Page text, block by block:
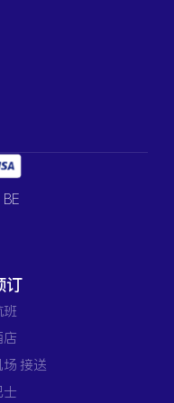
订
班
店
场 接送
士